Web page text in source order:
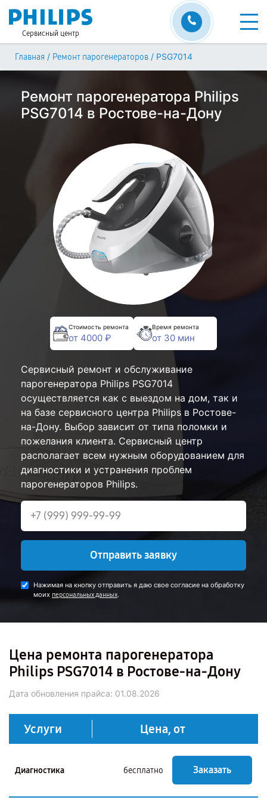
Сервисный центр
Главная / Ремонт парогенераторов / PSG7014
Ремонт парогенератора Philips
PSG7014 в Ростове-на-Дону
Стоимость ремонта
от 4000 ₽
Время ремонта
от 30 мин
Сервисный ремонт и обслуживание
парогенератора Philips PSG7014
осуществляется как с выездом на дом, так и
на базе сервисного центра Philips в Ростове-
на-Дону. Выбор зависит от типа поломки и
пожелания клиента. Сервисный центр
располагает всем нужным оборудованием для
диагностики и устранения проблем
парогенераторов Philips.
Отправить заявку
Нажимая на кнопку отправить я даю свое согласие на обработку
моих персональных данных.
Цена ремонта парогенератора
Philips PSG7014 в Ростове-на-Дону
Дата обновления прайса: 01.08.2026
Услуги Цена, от
Диагностика бесплатно Заказать